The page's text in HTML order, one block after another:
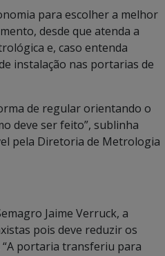
para escolher a melhor
desde que atenda a
e, caso entenda
instalação nas portarias de
de regular orientando o
deve ser feito”, sublinha
pela Diretoria de Metrologia
Jaime Verruck, a
pois deve reduzir os
portaria transferiu para